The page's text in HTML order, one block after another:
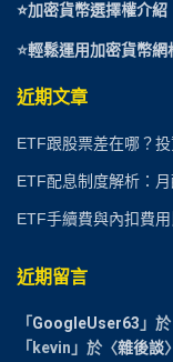
⭐加密貨幣選擇權介紹
⭐輕鬆運用加密貨幣網
近期文章
ETF跟股票差在哪？
ETF配息制度解析：
ETF手續費與內扣費
近期留言
「 GoogleUser63 」
「 kevin 」於〈雜後談